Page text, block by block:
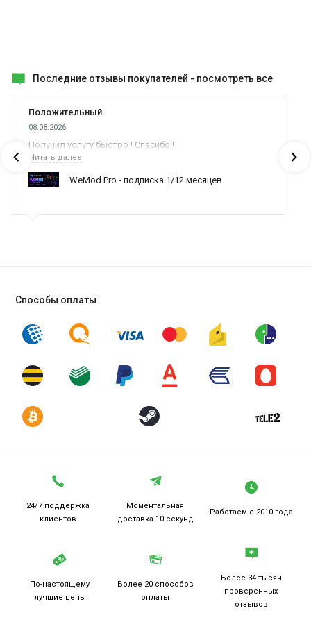
Последние отзывы покупателей - посмотреть все
Положительный
08.08.2026
Получил услугу быстро ! Спасибо!!
Читать далее
WeMod Pro - подписка 1/12 месяцев
Способы оплаты
24/7 поддержка
клиентов
Моментальная
доставка 10 секунд
Работаем с 2010 года
По-настоящему
лучшие цены
Более 20 способов
оплаты
Более 34 тысяч
проверенных
отзывов